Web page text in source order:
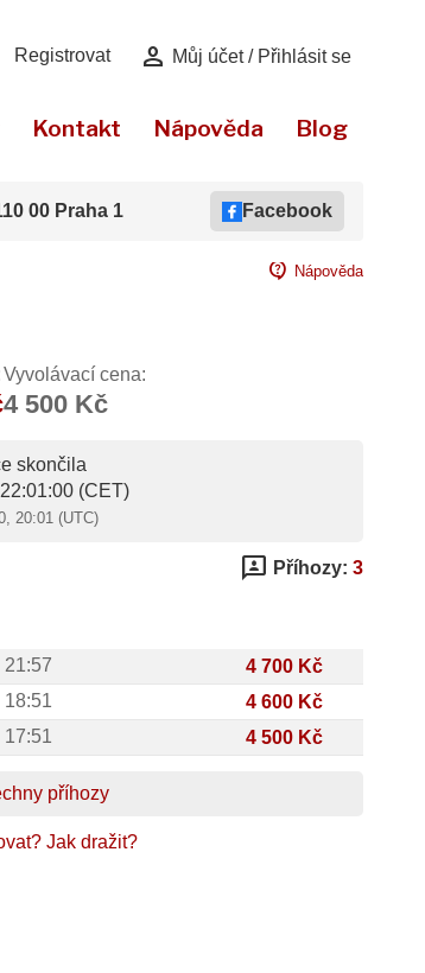
Registrovat person Můj účet / Přihlásit se
Kontakt Nápověda Blog
00 Praha 1 Facebook
contact_support Nápověda
Vyvolávací cena:
4 500 Kč
skončila
(CET)
20:01 (UTC)
3p Příhozy: 3
21:57
4 700 Kč
18:51
4 600 Kč
17:51 4 500 Kč
příhozy
Jak dražit?